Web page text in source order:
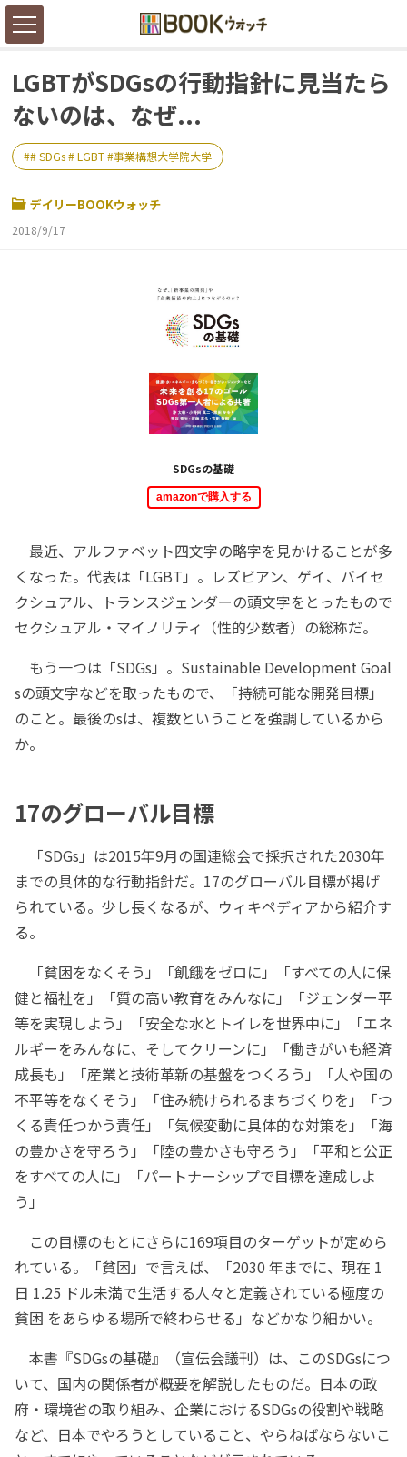
LGBTがSDGsの行動指針に見当たら
ないのは、なぜ...
# SDGs # LGBT #事業構想大学院大学
デイリーBOOKウォッチ
2018/9/17
SDGsの基礎
amazonで購入する
最近、アルファベット四文字の略字を見かけることが多
くなった。代表は「LGBT」。レズビアン、ゲイ、バイセ
クシュアル、トランスジェンダーの頭文字をとったもので
セクシュアル・マイノリティ（性的少数者）の総称だ。
もう一つは「SDGs」。Sustainable Development Goal
sの頭文字などを取ったもので、「持続可能な開発目標」
のこと。最後のsは、複数ということを強調しているから
か。
17のグローバル目標
「SDGs」は2015年9月の国連総会で採択された2030年
までの具体的な行動指針だ。17のグローバル目標が掲げ
られている。少し長くなるが、ウィキペディアから紹介す
る。
「貧困をなくそう」「飢餓をゼロに」「すべての人に保
健と福祉を」「質の高い教育をみんなに」「ジェンダー平
等を実現しよう」「安全な水とトイレを世界中に」「エネ
ルギーをみんなに、そしてクリーンに」「働きがいも経済
成長も」「産業と技術革新の基盤をつくろう」「人や国の
不平等をなくそう」「住み続けられるまちづくりを」「つ
くる責任つかう責任」「気候変動に具体的な対策を」「海
の豊かさを守ろう」「陸の豊かさも守ろう」「平和と公正
をすべての人に」「パートナーシップで目標を達成しよ
う」
この目標のもとにさらに169項目のターゲットが定めら
れている。「貧困」で言えば、「2030 年までに、現在 1
日 1.25 ドル未満で生活する人々と定義されている極度の
貧困 をあらゆる場所で終わらせる」などかなり細かい。
本書『SDGsの基礎』（宣伝会議刊）は、このSDGsにつ
いて、国内の関係者が概要を解説したものだ。日本の政
府・環境省の取り組み、企業におけるSDGsの役割や戦略
など、日本でやろうとしていること、やらねばならないこ